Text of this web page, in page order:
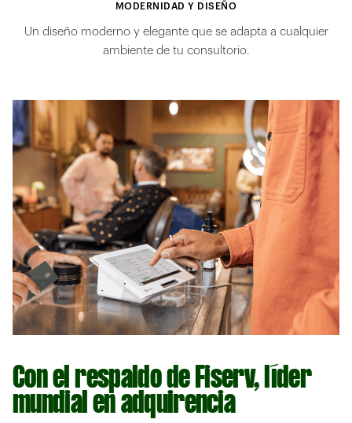
MODERNIDAD Y DISEÑO
Un diseño moderno y elegante que se adapta a cualquier
ambiente de tu consultorio.
Con el respaldo de Fiserv, líder
mundial en adquirencia